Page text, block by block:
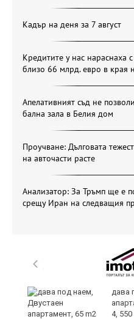
Кадър на деня за 7 август
Кредитите у нас нараснаха
близо 66 млрд. евро в края
Апелативният съд не
бална зала в Белия дом
Проучване: Дълговата
на авточасти расте
Анализатор: За Тръмп ще е
срещу Иран на следващия
дава
4, 550